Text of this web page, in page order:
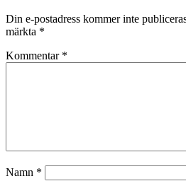
Din e-postadress kommer inte
märkta *
Kommentar *
Namn *